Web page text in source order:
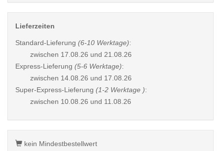
Lieferzeiten
Standard-Lieferung (6-10 Werktage):
zwischen 17.08.26 und 21.08.26
Express-Lieferung (5-6 Werktage):
zwischen 14.08.26 und 17.08.26
Super-Express-Lieferung (1-2 Werktage ):
zwischen 10.08.26 und 11.08.26
kein Mindestbestellwert